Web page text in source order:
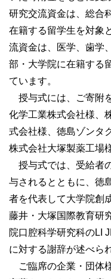
研究交流資金は、総合
在籍する留学生を対象
流資金は、医学、歯学
部・大学院に在籍する
ています。
授与式には、ご寄附
化学工業株式会社様、
式会社様、徳島ゾンタ
株式会社大塚製薬工場
授与式では、受給者
与されるとともに、徳
者を代表して大学院創
藤井・大塚国際教育研
院口腔科学研究科のLI
に対する謝辞が述べら
ご臨席の企業・団体